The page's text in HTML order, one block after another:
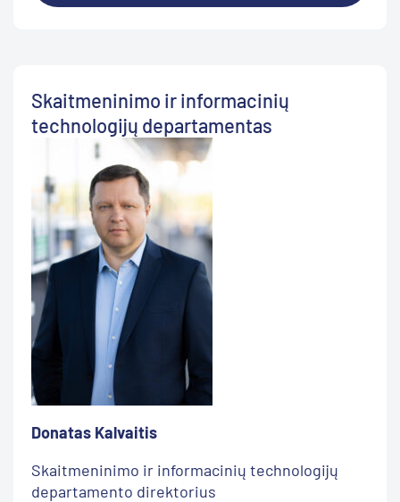
Skaitmeninimo ir informacinių
technologijų departamentas
Donatas Kalvaitis
Skaitmeninimo ir informacinių technologijų
departamento direktorius